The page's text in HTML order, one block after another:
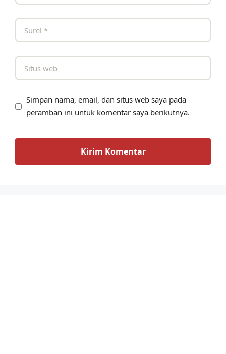
Simpan nama, email, dan situs web saya pada
peramban ini untuk komentar saya berikutnya.